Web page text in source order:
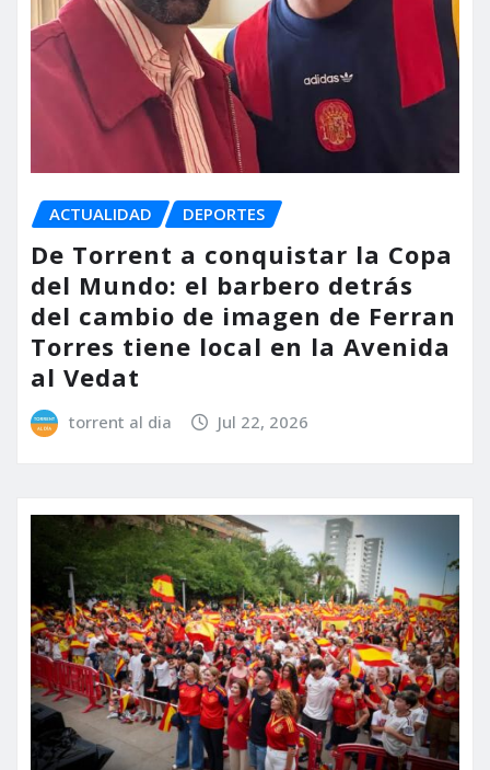
ACTUALIDAD DEPORTES
De Torrent a conquistar la Copa
del Mundo: el barbero detrás
del cambio de imagen de Ferran
Torres tiene local en la Avenida
al Vedat
torrent al dia Jul 22, 2026